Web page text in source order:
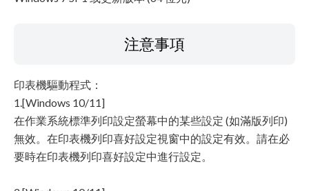
注意事項
印表機驅動程式：
1.[Windows 10/11]
在作業系統標準列印設定螢幕中的某些設定 (如滿版列印)
無效。在印表機列印喜好設定視窗中的設定有效。請在必
要時在印表機列印喜好設定中進行設定。